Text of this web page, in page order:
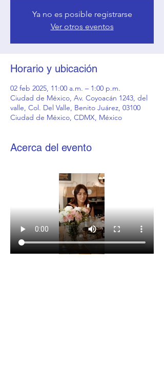
Ya no es posible registrarse
Ver otros eventos
Horario y ubicación
02 feb 2025, 11:00 a.m. – 1:00 p.m.
Ciudad de México, Av. Coyoacán 1243, del
valle, Col. Del Valle, Benito Juárez, 03100
Ciudad de México, CDMX, México
Acerca del evento